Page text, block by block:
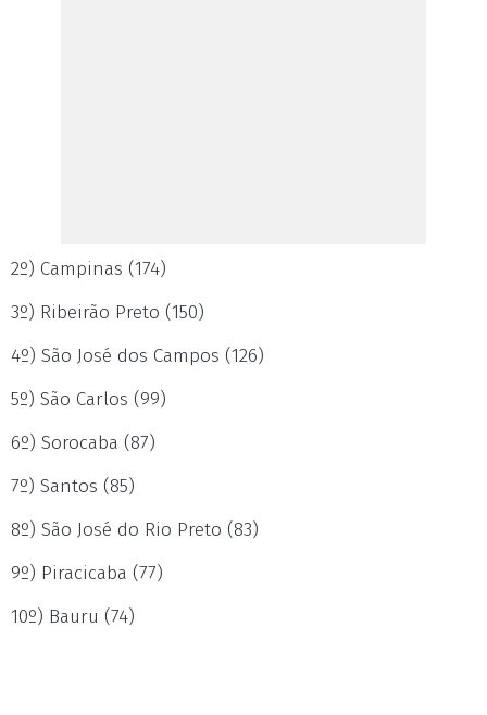
2º) Campinas (174)
3º) Ribeirão Preto (150)
4º) São José dos Campos (126)
5º) São Carlos (99)
6º) Sorocaba (87)
7º) Santos (85)
8º) São José do Rio Preto (83)
9º) Piracicaba (77)
10º) Bauru (74)